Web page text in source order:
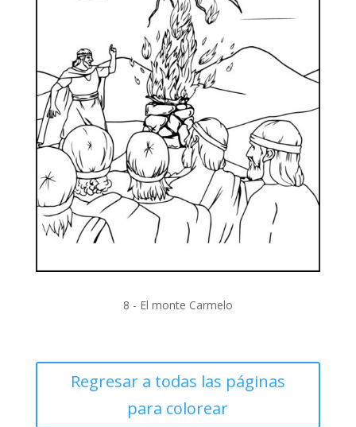
8 - El monte Carmelo
Regresar a todas las páginas
para colorear